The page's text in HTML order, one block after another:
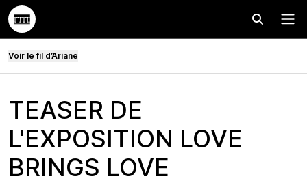
Voir le fil d’Ariane
TEASER DE
L'EXPOSITION LOVE
BRINGS LOVE